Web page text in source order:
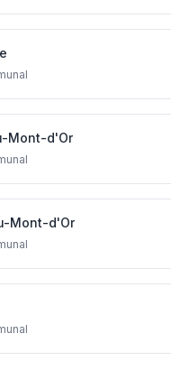
Mont-d'Or
Mont-d'Or